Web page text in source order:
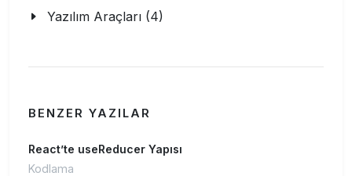
Yazılım Araçları (4)
BENZER YAZILAR
React’te useReducer Yapısı
Kodlama